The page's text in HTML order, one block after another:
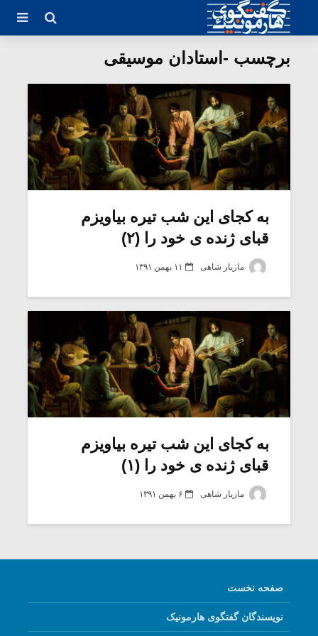
برچسب -استادان موسیقی
به کجای این شب تیره بیاویزم
قبای ژنده ی خود را (۲)
مازیار شاهی ۱۱ بهمن ۱۳۹۱
به کجای این شب تیره بیاویزم
قبای ژنده ی خود را (۱)
مازیار شاهی ۶ بهمن ۱۳۹۱
صفحه نخست
نویسندگان گفتگوی هارمونیک